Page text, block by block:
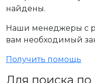
найдены.
Наши менеджеры с
вам необходимый
Получить помощь
Для поиска